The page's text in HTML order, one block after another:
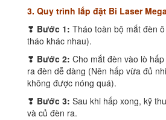
3. Quy trình lắp đặt Bi Laser
❣ Bước 1: Tháo toàn bộ mắt đèn
tháo khác nhau).
❣ Bước 2: Cho mắt đèn vào lò
ra đèn dễ dàng (Nên hấp vừa đủ
không được nóng quá).
❣ Bước 3: Sau khi hấp xong, kỹ
và củ đèn ra.